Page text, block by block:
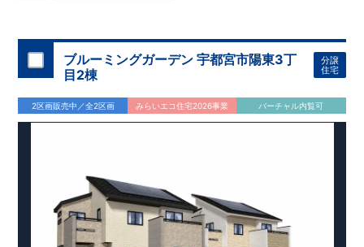
ンを提供いたします。 ・不要な中間マージンを抑えることで、
コストダウンに努めています。【耐震等級3取得】・東栄住宅
の建物は、国が定めた耐震等級で最高の3を取得。建築基準法
で定められた、｢数百年に一度発生する地震に対して、倒壊、崩
壊しない。｣という基準から、さらに1.5倍の耐震力を達成して
います。【住宅性能評価ダブル取得】・設計住宅性能評価：
上だけでなく、現場の施工状況を検査した上で、品質を保証し
ています。【長期優良住宅】・東栄住宅は、全7つの技術基準
のうち、4つの最高等級を取得。長期優良住宅とは、｢良い家を
作って、きちんと手入れをして、長く大切に使う｣ことを目的と
した認定制度。住宅ローン減税、固定資産税などの税制優遇を
ブルーミングガーデン 宇都宮市陽東3丁
目2棟
分譲
住宅
2区画販売中／全2区画 みらいエコ住宅2026事業 バーチャル内覧可